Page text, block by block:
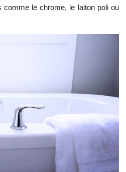
comme le chrome, le laiton poli ou